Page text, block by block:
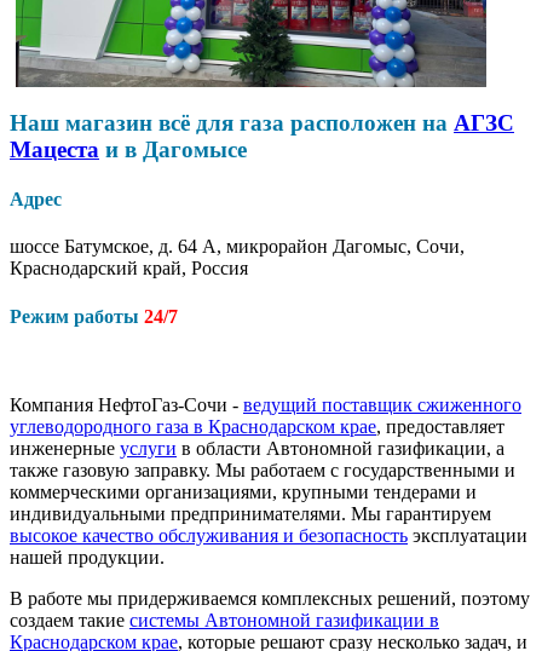
Наш магазин всё для газа расположен на АГЗС
Мацеста и в Дагомысе
Адрес
шоссе Батумское, д. 64 А, микрорайон Дагомыс, Сочи,
Краснодарский край, Россия
Режим работы 24/7
Компания НефтоГаз-Сочи - ведущий поставщик сжиженного
углеводородного газа в Краснодарском крае, предоставляет
инженерные услуги в области Автономной газификации, а
также газовую заправку. Мы работаем с государственными и
коммерческими организациями, крупными тендерами и
индивидуальными предпринимателями. Мы гарантируем
высокое качество обслуживания и безопасность эксплуатации
нашей продукции.
В работе мы придерживаемся комплексных решений, поэтому
создаем такие системы Автономной газификации в
Краснодарском крае, которые решают сразу несколько задач, и